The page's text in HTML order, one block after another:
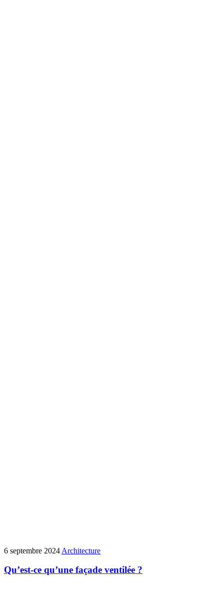
6 septembre 2024 Architecture
Qu’est-ce qu’une façade ventilée ?